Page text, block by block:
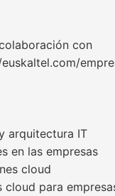
con
arquitectura IT
en las empresas
cloud
cloud para